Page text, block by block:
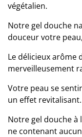
végétalien.
Notre gel douche
douceur votre
Le délicieux arôme
merveilleusement
Votre peau se
un effet revitalisant.
Notre gel douche à
ne contenant